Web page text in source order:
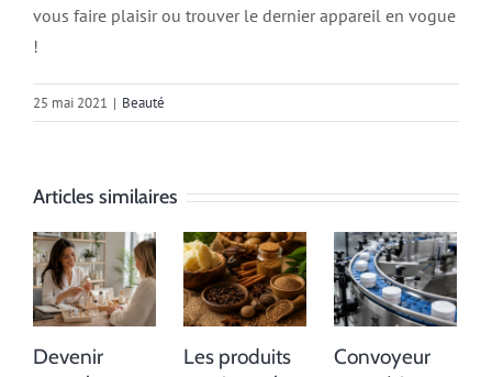
vous faire plaisir ou trouver le dernier appareil en vogue
!
25 mai 2021 | Beauté
Articles similaires
Devenir
Les produits
Convoyeur